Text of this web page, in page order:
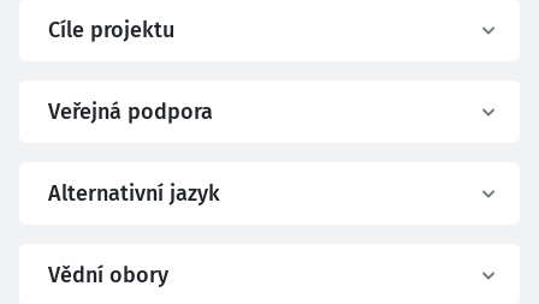
Cíle projektu
Veřejná podpora
Alternativní jazyk
Vědní obory